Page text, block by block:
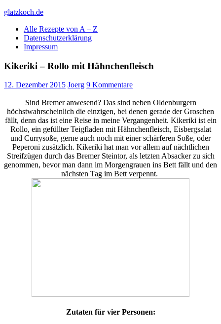
Skip
content
glatzkoch.de
Kochen für Doofe und Genießer
Alle Rezepte von A – Z
Datenschutzerklärung
Impressum
Kikeriki – Rollo mit Hähnchenfleisch
12. Dezember 2015 Joerg 9 Kommentare
Sind Bremer anwesend? Das sind neben Oldenburgern
höchstwahrscheinlich die einzigen, bei denen gerade der Groschen
fällt, denn das ist eine Reise in meine Vergangenheit. Kikeriki ist ein
Rollo, ein gefüllter Teigfladen mit Hähnchenfleisch, Eisbergsalat
und Currysoße, gerne auch noch mit einer schärferen Soße, oder
Peperoni zusätzlich. Kikeriki hat man vor allem auf nächtlichen
Streifzügen durch das Bremer Steintor, als letzten Absacker zu sich
genommen, bevor man dann im Morgengrauen ins Bett fällt und den
nächsten Tag im Bett verpennt.
Zutaten für vier Personen: